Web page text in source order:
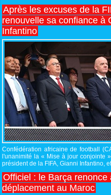
Après les excuses de la
renouvelle sa confiance à
Infantino
Confédération africaine de football
l'unanimité la « Mise à jour conjointe
président de la FIFA, Gianni Infantino, et
Officiel : le Barça renonce
déplacement au Maroc